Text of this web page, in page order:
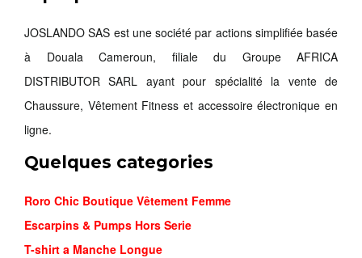
22,000FCFA
Commander
JOSLANDO SAS est une société par actions simplifiée basée
à Douala Cameroun, filiale du Groupe AFRICA
DISTRIBUTOR SARL ayant pour spécialité la vente de
Chaussure, Vêtement Fitness et accessoire électronique en
ligne.
Quelques categories
Roro Chic Boutique Vêtement Femme
Escarpins & Pumps Hors Serie
T-shirt a Manche Longue